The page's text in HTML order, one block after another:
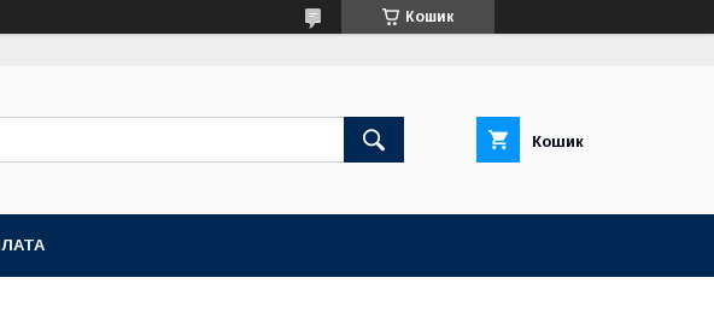
Кошик
Кошик